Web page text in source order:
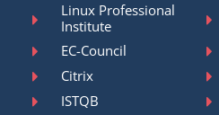
Linux Professional
Institute
EC-Council
Citrix
ISTQB